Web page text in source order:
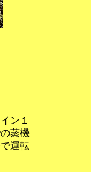
ン１
蒸機
運転